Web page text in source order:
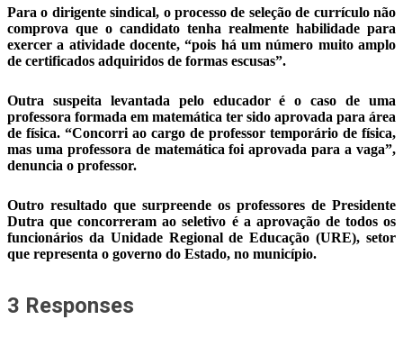
Para o dirigente sindical, o processo de seleção de currículo não
comprova que o candidato tenha realmente habilidade para
exercer a atividade docente, “pois há um número muito amplo
de certificados adquiridos de formas escusas”.
Outra suspeita levantada pelo educador é o caso de uma
professora formada em matemática ter sido aprovada para área
de física. “Concorri ao cargo de professor temporário de física,
mas uma professora de matemática foi aprovada para a vaga”,
denuncia o professor.
Outro resultado que surpreende os professores de Presidente
Dutra que concorreram ao seletivo é a aprovação de todos os
funcionários da Unidade Regional de Educação (URE), setor
que representa o governo do Estado, no município.
3 Responses